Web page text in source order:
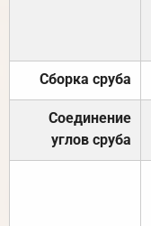
Сборка сруба
Соединение
углов сруба